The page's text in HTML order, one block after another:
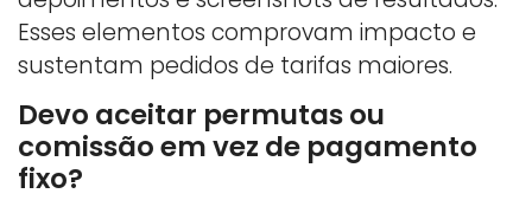
Esses elementos comprovam impacto e
sustentam pedidos de tarifas maiores.
Devo aceitar permutas ou
comissão em vez de pagamento
fixo?